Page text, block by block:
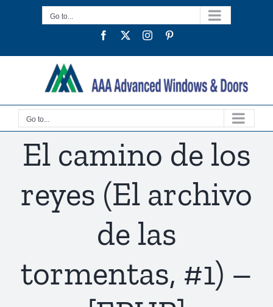
Go to...
Facebook
TwitterInstagram
Go to...
El camino de los
reyes (El archivo
de las
tormentas, #1) –